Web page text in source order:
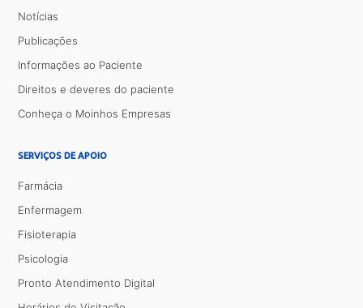
Notícias
Publicações
Informações ao Paciente
Direitos e deveres do paciente
Conheça o Moinhos Empresas
SERVIÇOS DE APOIO
Farmácia
Enfermagem
Fisioterapia
Psicologia
Pronto Atendimento Digital